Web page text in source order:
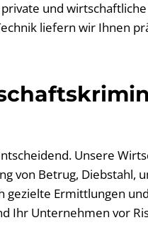
und
liefern wir Ihnen
Unsere
von Betrug, Diebstahl,
Ermittlungen
Ihr Unternehmen vor